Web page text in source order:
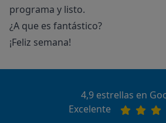
programa y listo.
¿A que es fantástico?
¡Feliz semana!
4,9 estrellas en
Excelente